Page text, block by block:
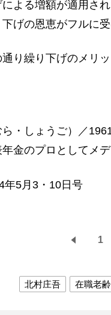
よる増額が適用さ
げの恩恵がフルに
り繰り下げのメリ
・しょうご）／
金のプロとしてメデ
5月3・10日号
1
北村庄吾 在職老